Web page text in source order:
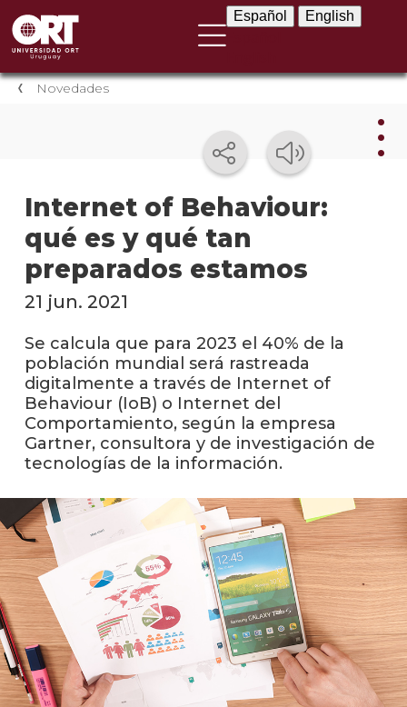
Español English
Novedades
Internet of Behaviour:
qué es y qué tan
preparados estamos
La
los
Blog
21 jun. 2021
Se calcula que para 2023 el 40% de la
población mundial será rastreada
digitalmente a través de Internet of
Behaviour (IoB) o Internet del
Comportamiento, según la empresa
Gartner, consultora y de investigación de
tecnologías de la información.